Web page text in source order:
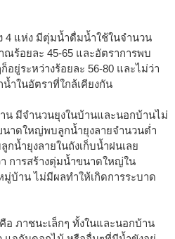
4 แห่ง มีตุ่มน้ำดื่มน้ำใช้ในจำนวน
ณร้อยละ 45-65 และอัตราการพบ
ยู่ระหว่างร้อยละ 56-80 และไม่ว่า
ำในอัตราที่ใกล้เคียงกัน
น มีจำนวนยุงในบ้านและนอกบ้านไม่
าดใหญ่พบลูกน้ำยุงลายจำนวนต่ำ
น้ำยุงลายในถังเก็บน้ำฝนเลย
การสร้างตุ่มน้ำขนาดใหญ่ใน
บ้าน ไม่มีผลทำให้เกิดการระบาด
ภาชนะเล็กๆ ทั้งในและนอกบ้าน